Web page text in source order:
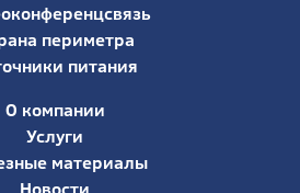
периметра
питания
О компании
Услуги
материалы